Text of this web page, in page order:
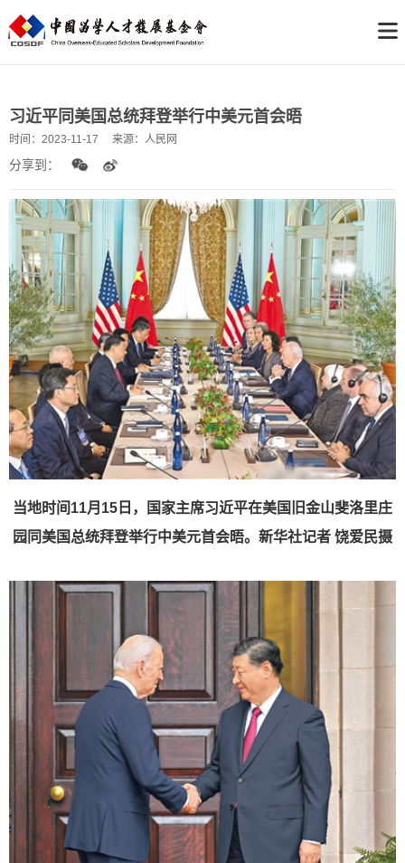
习近平同美国总统拜登举行中美元首会晤
时间： 2023-11-17 来源： 人民网
分享到：
当地时间11月15日，国家主席习近平在美国旧金山斐洛里庄
园同美国总统拜登举行中美元首会晤。 新华社记者 饶爱民摄